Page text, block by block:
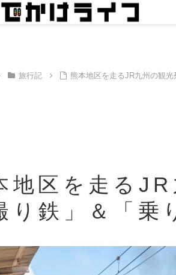
旅行記 熊本地区を走るJR九州の観
地区を走る
り鉄」＆「